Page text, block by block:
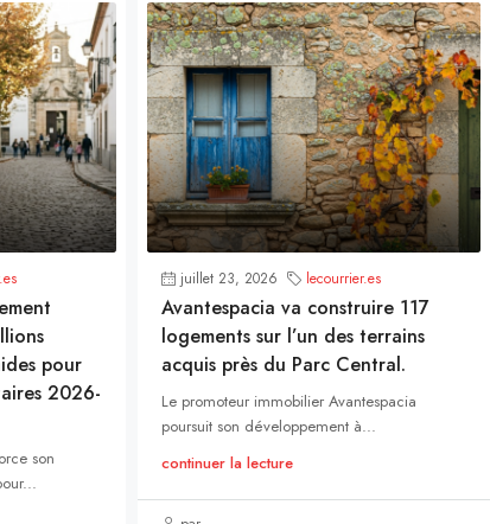
pour
2026-
son
juillet 23, 2026 lecourrier.es
Avantespacia va construire 117
logements sur l’un des terrains
acquis près du Parc Central.
Le promoteur immobilier Avantespacia
poursuit son développement à...
continuer la lecture